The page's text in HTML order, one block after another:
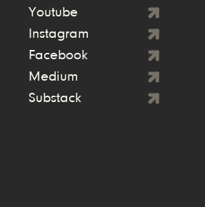
Youtube
Instagram
Facebook
Medium
Substack